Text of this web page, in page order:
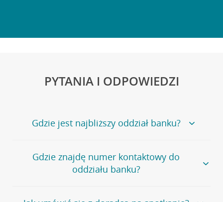
PYTANIA I ODPOWIEDZI
Gdzie jest najbliższy oddział banku?
Jeśli szukasz oddziału naszego banku, zapraszamy na
stronęPlacówki i bankomaty, na której znajduje się
wygodna wyszukiwarka.
oddziałów
Gdzie znajdę numer kontaktowy do
oddziału banku?
Bank Credit Agricole nie udostępnia ogólnego numeru